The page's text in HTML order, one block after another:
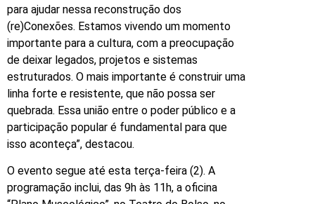
para ajudar nessa reconstrução dos
(re)Conexões. Estamos vivendo um momento
importante para a cultura, com a preocupação
de deixar legados, projetos e sistemas
estruturados. O mais importante é construir uma
linha forte e resistente, que não possa ser
quebrada. Essa união entre o poder público e a
participação popular é fundamental para que
isso aconteça”, destacou.
O evento segue até esta terça-feira (2). A
programação inclui, das 9h às 11h, a oficina